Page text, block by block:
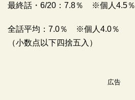
最終話・6/20：7.8％ ※個人4.5％
全話平均：7.0％ ※個人4.0％
（小数点以下四捨五入）
広告